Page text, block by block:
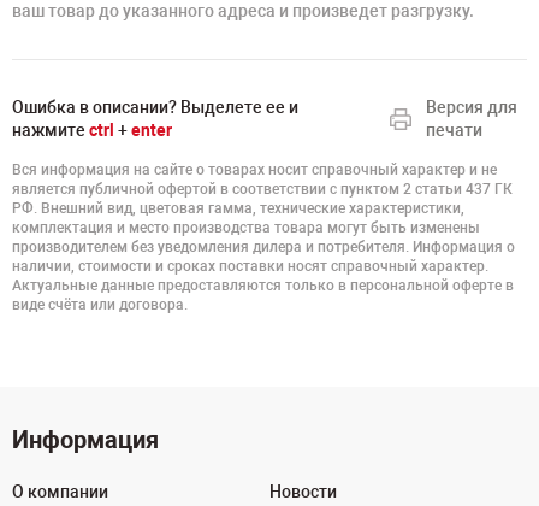
ваш товар до указанного адреса и произведет разгрузку.
Ошибка в описании? Выделете ее и
нажмите ctrl +enter
Версия для
печати
Вся информация на сайте о товарах носит справочный характер и не
является публичной офертой в соответствии с пунктом 2 статьи 437 ГК
РФ. Внешний вид, цветовая гамма, технические характеристики,
комплектация и место производства товара могут быть изменены
производителем без уведомления дилера и потребителя. Информация о
наличии, стоимости и сроках поставки носят справочный характер.
Актуальные данные предоставляются только в персональной оферте в
виде счёта или договора.
Информация
О компании
Новости